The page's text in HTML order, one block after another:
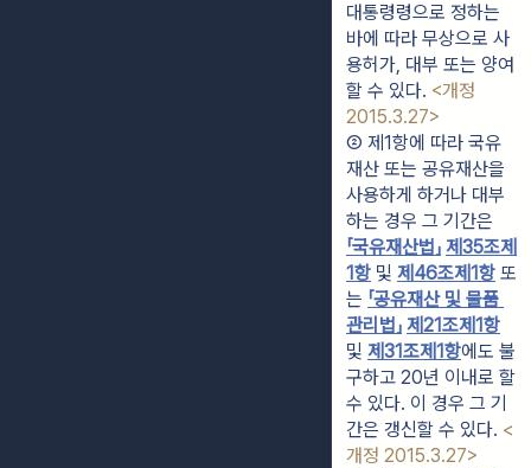
대통령령으로 정하는
바에 따라 무상으로 사
용허가, 대부 또는 양여
할 수 있다. <개정
2015.3.27>
② 제1항에 따라 국유
재산 또는 공유재산을
사용하게 하거나 대부
「국유재산법」 제35조제
1항 및 제46조제1항 또
는 「공유재산 및 물품
관리법」 제21조제1항
및 제31조제1항에도 불
구하고 20년 이내로 할
수 있다. 이 경우 그 기
간은 갱신할 수 있다. <
개정 2015.3.27>